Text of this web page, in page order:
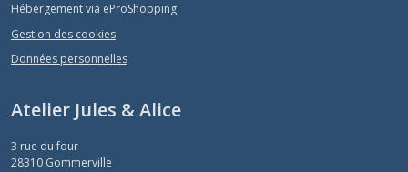
Hébergement via eProShopping
Gestion des cookies
Données personnelles
Atelier Jules & Alice
3 rue du four
28310 Gommerville